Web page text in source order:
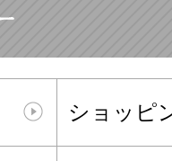
ショッピ